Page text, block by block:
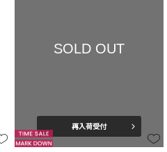
SOLD OUT
再入荷受付